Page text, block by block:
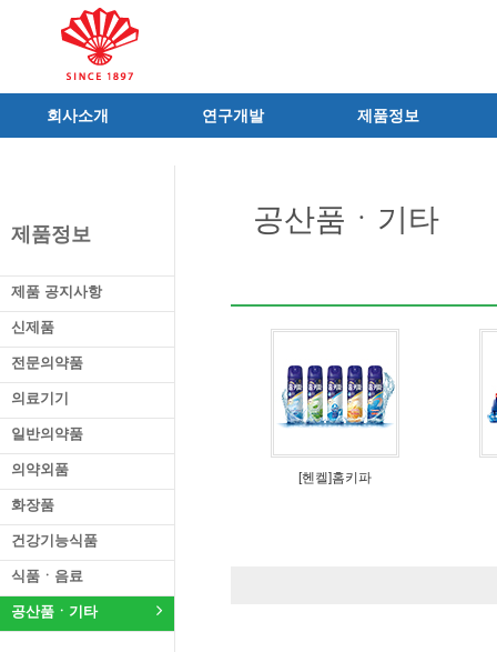
회사소개
사가
연구소/공장
가족친화우수기업
오시는길
가족회사
연구개발
조직 및 업무
기술혁신 네트워크
제품정보
전문의약품
의약외품
건강기능식품
식품ㆍ음료
공산품ㆍ기타
제품정보
제품 공지사항
신제품
전문의약품
의료기기
일반의약품
의약외품
화장품
건강기능식품
식품ㆍ음료
공산품ㆍ기타
공산품ㆍ기타
[헨켈]홈키파